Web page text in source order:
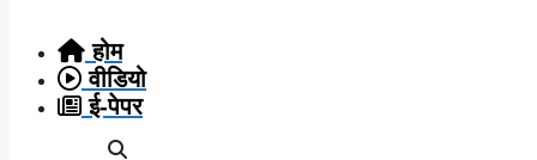
content
होम
वीडियो
ई-पेपर